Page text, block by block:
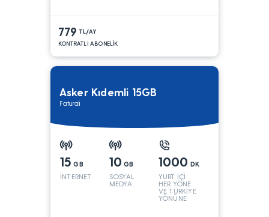
779 TL/AY
KONTRATLI ABONELİK
Asker Kıdemli 15GB
Faturalı
15 GB
İNTERNET
10 GB
SOSYAL
MEDYA
1000 DK
YURT İÇİ
HER YÖNE
VE TÜRKİYE
YÖNÜNE